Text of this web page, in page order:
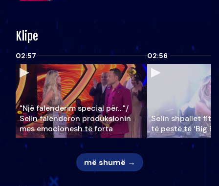
Klipe
02:57
"Një falenderim special për…"/
Selin falënderon produksionin
mes emocionesh të forta
02:56
Selin shpallet
të pestë të ‘Big
më shumë →